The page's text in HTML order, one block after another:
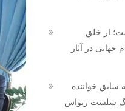
از خلق
جهانی در آثار
خواننده
سلست ریواس